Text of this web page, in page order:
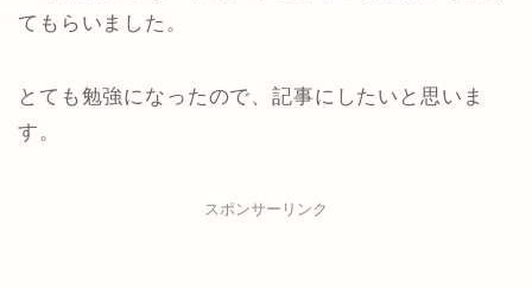
てもらいました。
とても勉強になったので、記事にしたいと思いま
す。
スポンサーリンク